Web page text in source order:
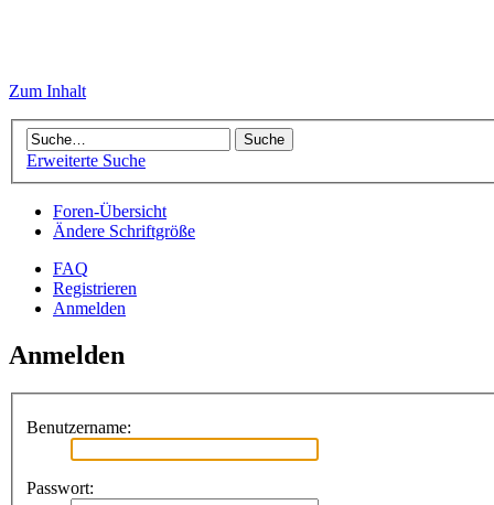
Zum Inhalt
Erweiterte Suche
Foren-Übersicht
Ändere Schriftgröße
FAQ
Registrieren
Anmelden
Anmelden
Benutzername:
Passwort: